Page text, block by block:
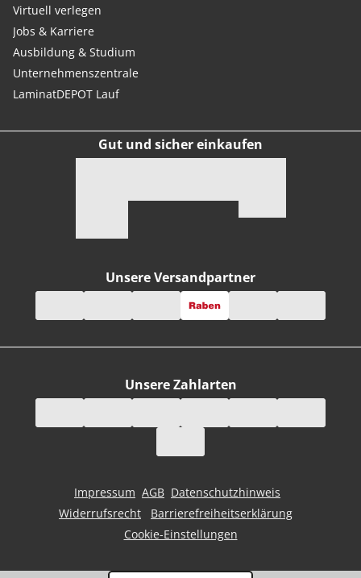
Virtuell verlegen
Jobs & Karriere
Ausbildung & Studium
Unternehmenszentrale
LaminatDEPOT Lauf
Gut und sicher einkaufen
Unsere Zahlarten
Unsere Versandpartner
Impressum AGB Datenschutzhinweis
Widerrufsrecht
Barrierefreiheitserklärung
Cookie-Einstellungen